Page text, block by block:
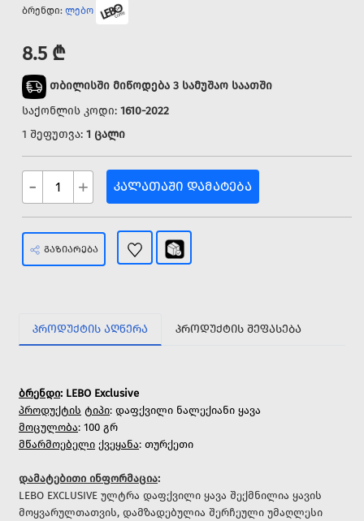
ბრენდი: ლებო
8.5 ₾
თბილისში მიწოდება 3 სამუშაო საათში
საქონლის კოდი: 1610-2022
1 შეფუთვა: 1 ცალი
- + ᲙᲐᲚᲐᲗᲐᲨᲘ ᲓᲐᲛᲐᲢᲔᲑᲐ
ᲒᲐᲖᲘᲐᲠᲔᲑᲐ
ᲞᲠᲝᲓᲣᲥᲢᲘᲡ ᲐᲦᲬᲔᲠᲐ ᲞᲠᲝᲓᲣᲥᲢᲘᲡ ᲨᲔᲤᲐᲡᲔᲑᲐ
ბრენდი: LEBO Exclusive
პროდუქტის ტიპი: დაფქვილი ნალექიანი ყავა
მოცულობა: 100 გრ
მწარმოებელი ქვეყანა: თურქეთი
დამატებითი ინფორმაცია:
LEBO EXCLUSIVE ულტრა დაფქვილი ყავა შექმნილია ყავის
მოყვარულთათვის, დამზადებულია შერჩეული უმაღლესი